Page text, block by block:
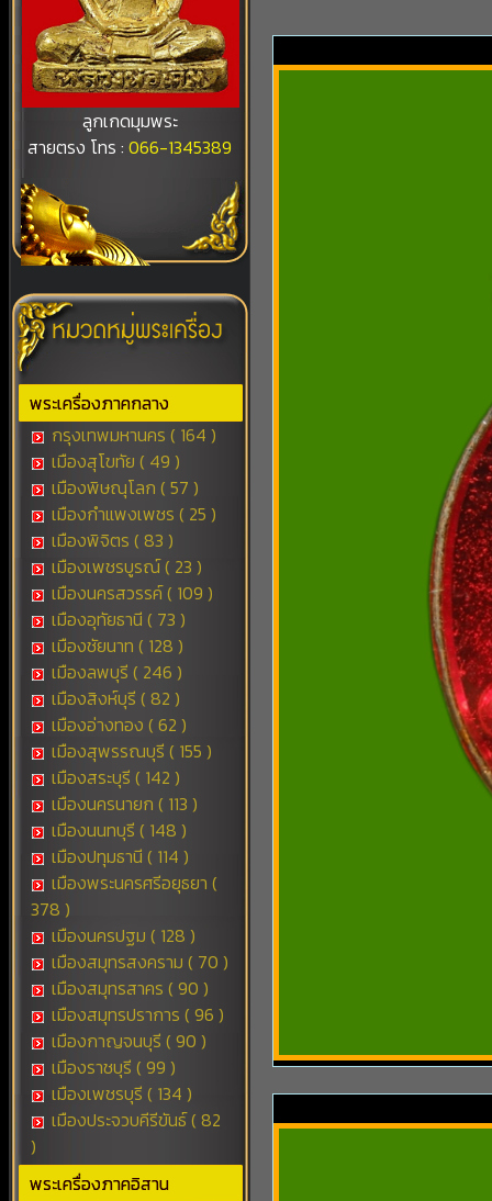
ลูกเกดมุมพระ
สายตรง โทร :066-1345389
พระเครื่องภาคกลาง
กรุงเทพมหานคร ( 164 )
เมืองสุโขทัย ( 49 )
เมืองพิษณุโลก ( 57 )
เมืองกำแพงเพชร ( 25 )
เมืองพิจิตร ( 83 )
เมืองเพชรบูรณ์ ( 23 )
เมืองนครสวรรค์ ( 109 )
เมืองอุทัยธานี ( 73 )
เมืองชัยนาท ( 128 )
เมืองลพบุรี ( 246 )
เมืองสิงห์บุรี ( 82 )
เมืองอ่างทอง ( 62 )
เมืองสุพรรณบุรี ( 155 )
เมืองสระบุรี ( 142 )
เมืองนครนายก ( 113 )
เมืองนนทบุรี ( 148 )
เมืองปทุมธานี ( 114 )
เมืองพระนครศรีอยุธยา (
378 )
เมืองนครปฐม ( 128 )
เมืองสมุทรสงคราม ( 70 )
เมืองสมุทรสาคร ( 90 )
เมืองสมุทรปราการ ( 96 )
เมืองกาญจนบุรี ( 90 )
เมืองราชบุรี ( 99 )
เมืองเพชรบุรี ( 134 )
เมืองประจวบคีรีขันธ์ ( 82
)
พระเครื่องภาคอิสาน